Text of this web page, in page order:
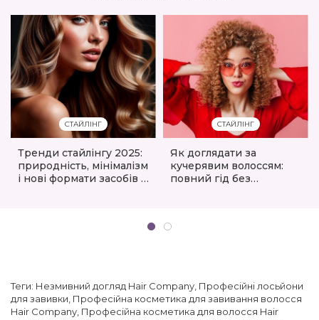
СТАЙЛІНГ
Тренди стайлінгу 2025:
природність, мінімалізм
і нові формати засобів в
СТАЙЛІНГ
Як доглядати за
кучерявим волоссям:
повний гід без
Теги: Незмивний догляд Hair Company Професійні лосьйони
для завивки Професійна косметика для завивання волосся
Hair Company Професійна косметика для волосся Hair